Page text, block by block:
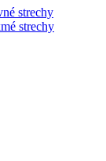
strechy
strechy